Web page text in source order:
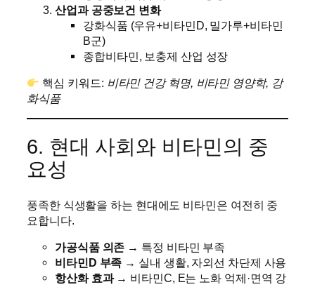
산업과 공중보건 변화
강화식품 (우유+비타민D, 밀가루+비타민
B군)
종합비타민, 보충제 산업 성장
핵심 키워드: 비타민 건강 혁명, 비타민 영양학, 강
화식품
6. 현대 사회와 비타민의 중
요성
풍족한 식생활을 하는 현대에도 비타민은 여전히 중
요합니다.
가공식품 의존 → 특정 비타민 부족
비타민D 부족 → 실내 생활, 자외선 차단제 사용
항산화 효과→ 비타민C, E는 노화 억제·면역 강